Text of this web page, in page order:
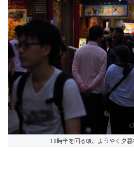
18時半を回る頃、ようやく夕暮